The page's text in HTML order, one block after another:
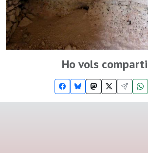
Ho vols